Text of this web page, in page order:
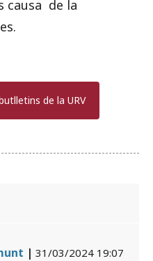
causa de la
de la URV
| 31/03/2024 19:07